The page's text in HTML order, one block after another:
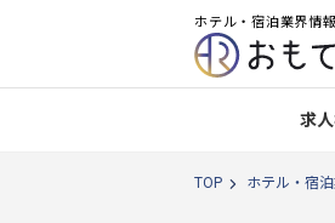
ホテル・宿泊業界情
求
TOP ホテル・宿